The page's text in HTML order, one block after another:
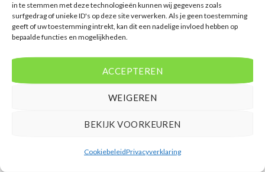
in te stemmen met deze technologieën kunnen wij gegevens zoals
surfgedrag of unieke ID's op deze site verwerken. Als je geen toestemming
geeft of uw toestemming intrekt, kan dit een nadelige invloed hebben op
bepaalde functies en mogelijkheden.
ACCEPTEREN
WEIGEREN
BEKIJK VOORKEUREN
CookiebeleidPrivacyverklaring
Puck Snoeren /Amsterdam